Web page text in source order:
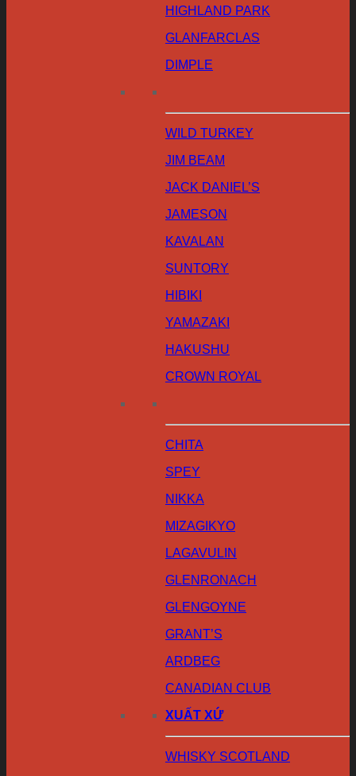
HIGHLAND PARK
GLANFARCLAS
DIMPLE
WILD TURKEY
JIM BEAM
JACK DANIEL’S
JAMESON
KAVALAN
SUNTORY
HIBIKI
YAMAZAKI
HAKUSHU
CROWN ROYAL
CHITA
SPEY
NIKKA
MIZAGIKYO
LAGAVULIN
GLENRONACH
GLENGOYNE
GRANT’S
ARDBEG
CANADIAN CLUB
XUẤT XỨ
WHISKY SCOTLAND